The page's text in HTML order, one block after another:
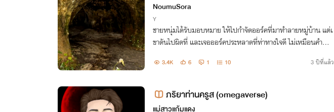
NoumuSora
Y
ชายหนุ่มได้รับมอบหมาย ให้ไปกำจัดออร์คที่มาทำลายหมู่บ้าน แต่เ
ขาดันไปผิดที่ และเจอออร์คประหลาดที่ท่าทางใจดี ไม่เหมือนคำพูด
3.4K 6 1 10 3 ปีที่แล้ว
ภริยาท่านครูส (omegaverse)
แม่สาวแก้มแดง